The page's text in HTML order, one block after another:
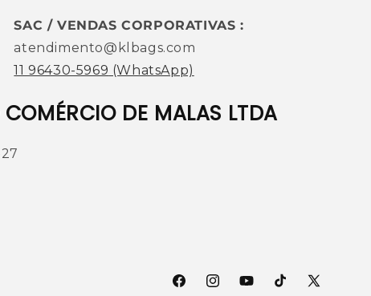
SAC / VENDAS CORPORATIVAS :
atendimento@klbags.com
11 96430-5969 (WhatsApp)
DE MALAS LTDA
FacebookInstagramYouTubeTikTokX